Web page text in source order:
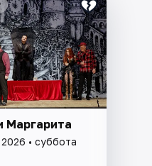
Маргарита
• суббота